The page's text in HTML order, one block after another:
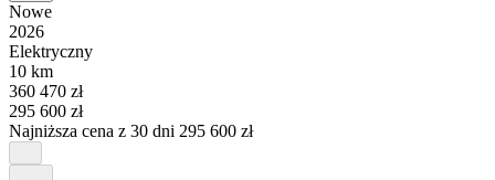
Nowe
2026
Elektryczny
10 km
360 470 zł
295 600 zł
Najniższa cena z 30 dni 295 600 zł